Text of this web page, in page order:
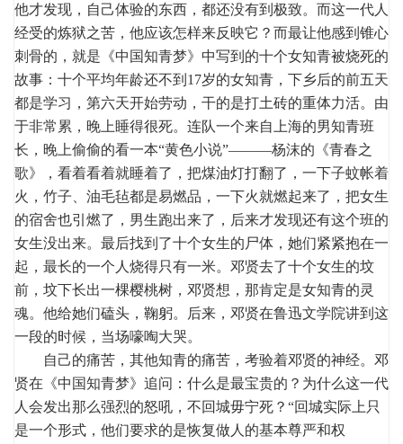
他才发现，自己体验的东西，都还没有到极致。而这一代人
经受的炼狱之苦，他应该怎样来反映它？而最让他感到锥心
刺骨的，就是《中国知青梦》中写到的十个女知青被烧死的
故事：十个平均年龄还不到17岁的女知青，下乡后的前五天
都是学习，第六天开始劳动，干的是打土砖的重体力活。由
于非常累，晚上睡得很死。连队一个来自上海的男知青班
长，晚上偷偷的看一本“黄色小说”———杨沫的《青春之
歌》，看着看着就睡着了，把煤油灯打翻了，一下子蚊帐着
火，竹子、油毛毡都是易燃品，一下火就燃起来了，把女生
的宿舍也引燃了，男生跑出来了，后来才发现还有这个班的
女生没出来。最后找到了十个女生的尸体，她们紧紧抱在一
起，最长的一个人烧得只有一米。邓贤去了十个女生的坟
前，坟下长出一棵樱桃树，邓贤想，那肯定是女知青的灵
魂。他给她们磕头，鞠躬。后来，邓贤在鲁迅文学院讲到这
一段的时候，当场嚎啕大哭。
自己的痛苦，其他知青的痛苦，考验着邓贤的神经。邓
贤在《中国知青梦》追问：什么是最宝贵的？为什么这一代
人会发出那么强烈的怒吼，不回城毋宁死？“回城实际上只
是一个形式，他们要求的是恢复做人的基本尊严和权